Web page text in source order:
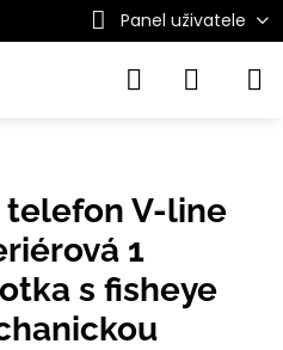
Panel uživatele
telefon V-line
1
s fisheye